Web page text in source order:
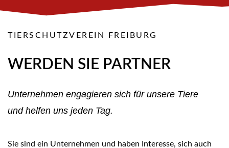
TIERSCHUTZVEREIN FREIBURG
WERDEN SIE PARTNER
Unternehmen engagieren sich für unsere Tiere
und helfen uns jeden Tag.
Sie sind ein Unternehmen und haben Interesse, sich auch